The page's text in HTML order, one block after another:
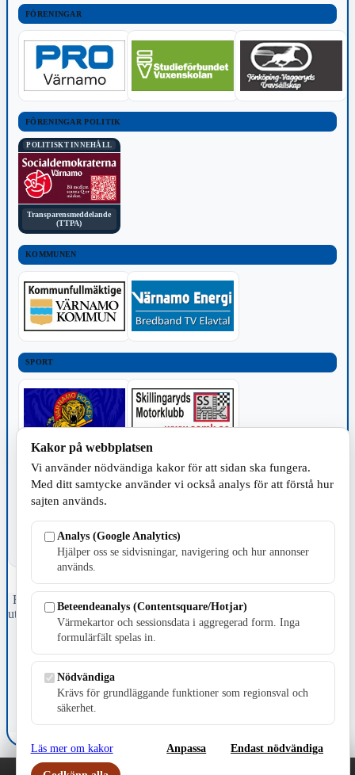
FÖRENINGAR
FÖRENINGAR POLITIK
POLITISKT INNEHÅLL
Transparensmeddelande
(TTPA)
KOMMUNEN
SPORT
TILLVERKNING
Fristående webbtidningsföretag grundat 1991 som sedan 2002 ger
ut tidningen Skillingaryd.nu och 2010 lanserades Värnamo.nu. Från
april 2026 omfattar Skillingaryd.nu tre kommuner: Gnosjö,
Värnamo och Vaggeryds kommun.
E-post: redaktionen@skillingaryd.nu
Postadress: Gisslaköp 1, 568 92 Skillingaryd
Kakinställningar
Kakor på webbplatsen
Vi använder nödvändiga kakor för att sidan ska fungera.
Med ditt samtycke använder vi också analys för att förstå hur
sajten används.
Analys (Google Analytics)
Hjälper oss se sidvisningar, navigering och hur annonser
används.
Beteendeanalys (Contentsquare/Hotjar)
Värmekartor och sessionsdata i aggregerad form. Inga
formulärfält spelas in.
Nödvändiga
Krävs för grundläggande funktioner som regionsval och
säkerhet.
Läs mer om kakor Anpassa Endast nödvändiga